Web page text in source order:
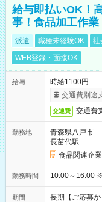
給与即払いOK！
事！食品加工作業
派遣 職種未経験OK 社
WEB登録・面接OK
給与
時給1100円
交通費別途
交通費 交通費
勤務地
青森県八戸市
長苗代駅
食品関連企業
勤務時間
期間
長期【ご応募